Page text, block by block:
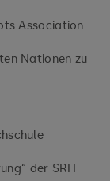
Association
Nationen zu
der SRH